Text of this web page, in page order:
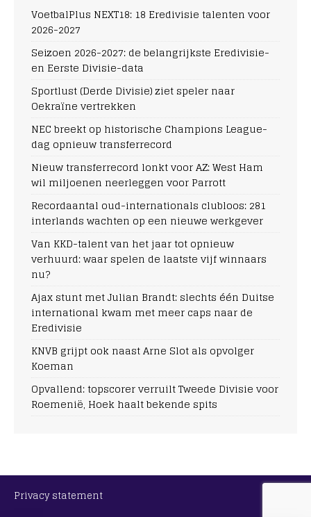
VoetbalPlus NEXT18: 18 Eredivisie talenten voor
2026-2027
Seizoen 2026-2027: de belangrijkste Eredivisie-
en Eerste Divisie-data
Sportlust (Derde Divisie) ziet speler naar
Oekraïne vertrekken
NEC breekt op historische Champions League-
dag opnieuw transferrecord
Nieuw transferrecord lonkt voor AZ: West Ham
wil miljoenen neerleggen voor Parrott
Recordaantal oud-internationals clubloos: 281
interlands wachten op een nieuwe werkgever
Van KKD-talent van het jaar tot opnieuw
verhuurd: waar spelen de laatste vijf winnaars
nu?
Ajax stunt met Julian Brandt: slechts één Duitse
international kwam met meer caps naar de
Eredivisie
KNVB grijpt ook naast Arne Slot als opvolger
Koeman
Opvallend: topscorer verruilt Tweede Divisie voor
Roemenië, Hoek haalt bekende spits
Privacy statement